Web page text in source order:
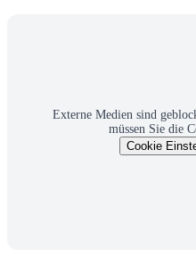
Externe Medien sind
müssen Sie die
Cookie